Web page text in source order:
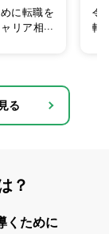
に転職を
リア相談
令
転
る
？
くために